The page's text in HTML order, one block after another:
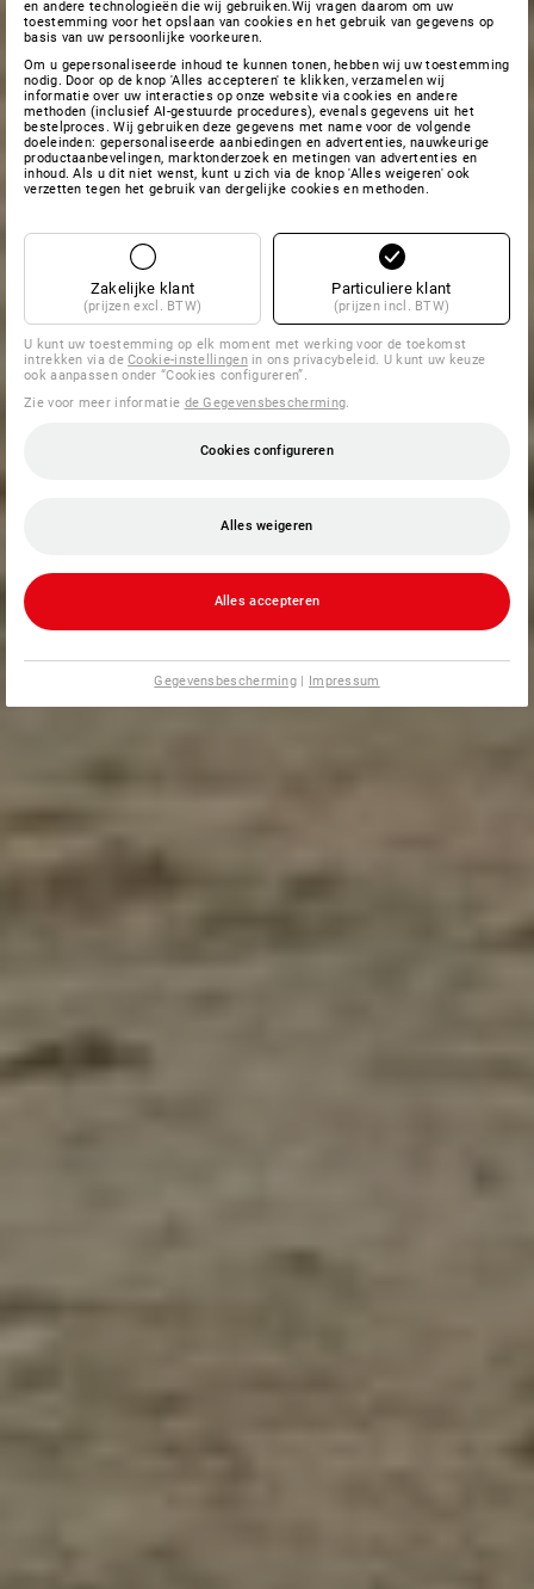
en andere technologieën die wij gebruiken.Wij vragen daarom om uw
toestemming voor het opslaan van cookies en het gebruik van gegevens op
basis van uw persoonlijke voorkeuren.
Om u gepersonaliseerde inhoud te kunnen tonen, hebben wij uw toestemming
nodig. Door op de knop 'Alles accepteren' te klikken, verzamelen wij
informatie over uw interacties op onze website via cookies en andere
methoden (inclusief AI-gestuurde procedures), evenals gegevens uit het
bestelproces. Wij gebruiken deze gegevens met name voor de volgende
doeleinden: gepersonaliseerde aanbiedingen en advertenties, nauwkeurige
productaanbevelingen, marktonderzoek en metingen van advertenties en
inhoud. Als u dit niet wenst, kunt u zich via de knop 'Alles weigeren' ook
verzetten tegen het gebruik van dergelijke cookies en methoden.
Zakelijke klant
(prijzen excl. BTW)
Particuliere klant
(prijzen incl. BTW)
U kunt uw toestemming op elk moment met werking voor de toekomst
intrekken via deCookie-instellingenin ons privacybeleid. U kunt uw keuze
ook aanpassen onder “Cookies configureren”.
Zie voor meer informatie de Gegevensbescherming.
Cookies configureren
Alles weigeren
Alles accepteren
Gegevensbescherming | Impressum